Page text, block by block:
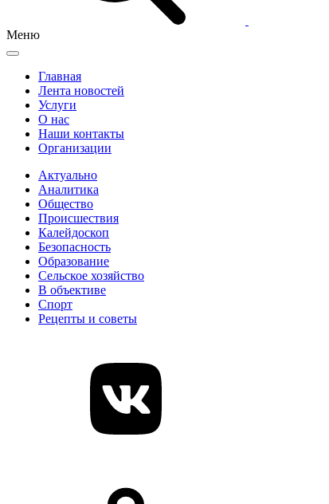
Меню
Главная
Лента новостей
Услуги
О нас
Наши контакты
Организации
Актуально
Аналитика
Общество
Происшествия
Калейдоскоп
Безопасность
Образование
Сельское хозяйство
В объективе
Спорт
Рецепты и советы